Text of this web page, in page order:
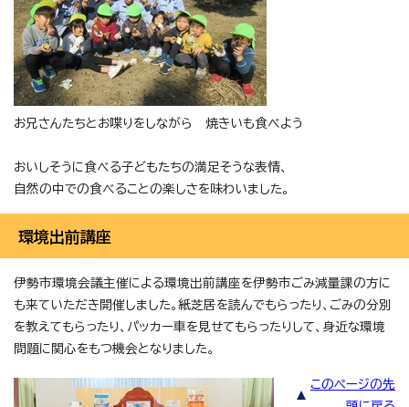
お兄さんたちとお喋りをしながら 焼きいも食べよう
おいしそうに食べる子どもたちの満足そうな表情、
自然の中での食べることの楽しさを味わいました。
環境出前講座
伊勢市環境会議主催による環境出前講座を伊勢市ごみ減量課の方に
も来ていただき開催しました。紙芝居を読んでもらったり、ごみの分別
を教えてもらったり、パッカー車を見せてもらったりして、身近な環境
問題に関心をもつ機会となりました。
このページの先